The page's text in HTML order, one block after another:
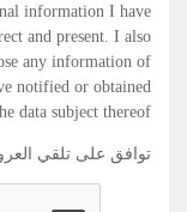
information I have
and present. I also
any information of
notified or obtained
data subject thereof.
توافق على تلقي